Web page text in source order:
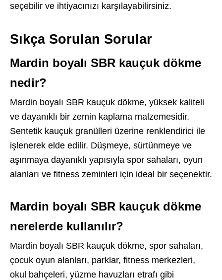
seçebilir ve ihtiyacınızı karşılayabilirsiniz.
Sıkça Sorulan Sorular
Mardin boyalı SBR kauçuk dökme
nedir?
Mardin boyalı SBR kauçuk dökme, yüksek kaliteli
ve dayanıklı bir zemin kaplama malzemesidir.
Sentetik kauçuk granülleri üzerine renklendirici ile
işlenerek elde edilir. Düşmeye, sürtünmeye ve
aşınmaya dayanıklı yapısıyla spor sahaları, oyun
alanları ve fitness zeminleri için ideal bir seçenektir.
Mardin boyalı SBR kauçuk dökme
nerelerde kullanılır?
Mardin boyalı SBR kauçuk dökme, spor sahaları,
çocuk oyun alanları, parklar, fitness merkezleri,
okul bahçeleri, yüzme havuzları etrafı gibi